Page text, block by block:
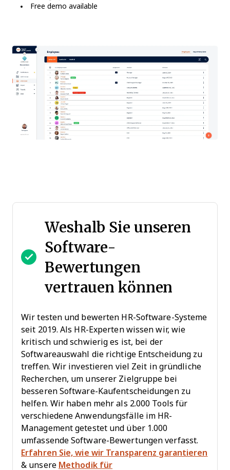
Free demo available
Weshalb Sie unseren
Software-
Bewertungen
vertrauen können
Wir testen und bewerten HR-Software-Systeme
seit 2019. Als HR-Experten wissen wir, wie
kritisch und schwierig es ist, bei der
Softwareauswahl die richtige Entscheidung zu
treffen. Wir investieren viel Zeit in gründliche
Recherchen, um unserer Zielgruppe bei
besseren Software-Kaufentscheidungen zu
helfen. Wir haben mehr als 2.000 Tools für
verschiedene Anwendungsfälle im HR-
Management getestet und über 1.000
umfassende Software-Bewertungen verfasst.
Erfahren Sie, wie wir Transparenz garantieren
& unsere Methodik für